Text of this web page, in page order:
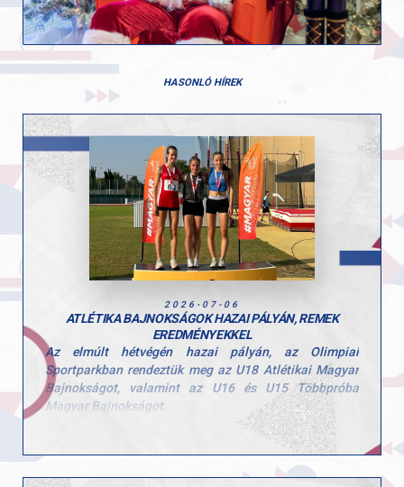
HASONLÓ HÍREK
2026-07-06
ATLÉTIKA BAJNOKSÁGOK HAZAI PÁLYÁN, REMEK
EREDMÉNYEKKEL
Az elmúlt hétvégén hazai pályán, az Olimpiai
Sportparkban rendeztük meg az U18 Atlétikai Magyar
Bajnokságot, valamint az U16 és U15 Többpróba
Magyar Bajnokságot.
A rendkívüli hőség komoly kihívás elé állította a
mezőnyt, de a GYAC atlétái fantasztikus
teljesítménnyel zárták a háromnapos versenyt.